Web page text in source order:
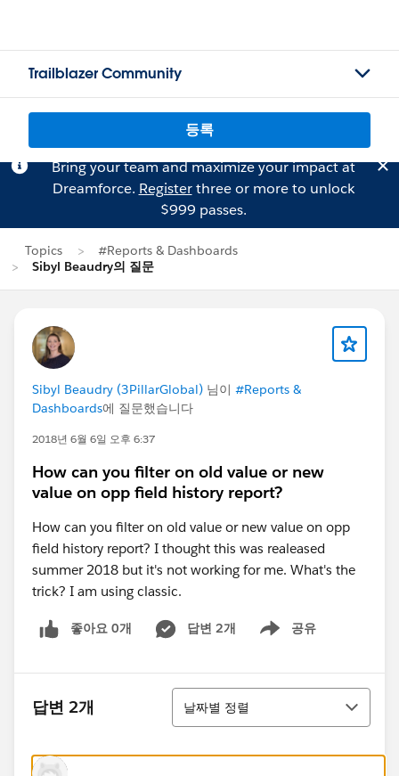
Trailblazer Community
등록
Bring your team and maximize your impact at
Dreamforce. Registerthree or more to unlock
$999 passes.
Topics
#Reports & Dashboards
Sibyl Beaudry의 질문
Sibyl Beaudry (3PillarGlobal) 님이 #Reports &
Dashboards에 질문했습니다
2018년 6월 6일 오후 6:37
How can you filter on old value or new
value on opp field history report?
How can you filter on old value or new value on opp
field history report? I thought this was realeased
summer 2018 but it's not working for me. What's the
trick? I am using classic.
좋아요 0개 답변 2개 공유
Show menu
답변 2개
정렬
날짜별 정렬